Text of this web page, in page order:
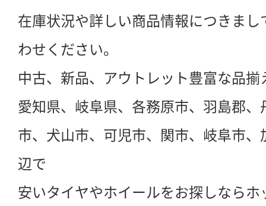
在庫状況や詳しい商品情報につきま
わせください。
中古、新品、アウトレット豊富な品揃
愛知県、岐阜県、各務原市、羽島郡
市、犬山市、可児市、関市、岐阜市
辺で
安いタイヤやホイールをお探しなら